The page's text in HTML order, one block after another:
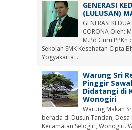
GENERASI
(LULUSAN)
GENERASI
CORONA Oleh:
M.Pd Guru PPKn
Sekolah SMK Kesehatan Cipta
Yogyakarta ...
Warung Sri
Pinggir
Didatangi di
Wonogiri
Warung Makan
berada di Dusun Tandan, Desa
Kecamatan Selogiri, Wonogiri.